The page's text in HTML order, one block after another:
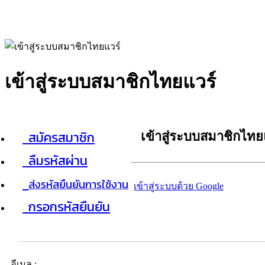
เข้าสู่ระบบสมาชิกไทยแวร์
สมัครสมาชิก
ลืมรหัสผ่าน
ส่งรหัสยืนยันการใช้งาน
กรอกรหัสยืนยัน
เข้าสู่ระบบสมาชิกไท
เข้าสู่ระบบด้วย Google